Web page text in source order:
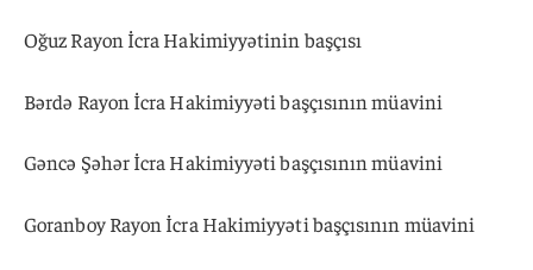
Oğuz Rayon İcra Hakimiyyətinin başçısı
Bərdə Rayon İcra Hakimiyyəti başçısının müavini
Gəncə Şəhər İcra Hakimiyyəti başçısının müavini
Goranboy Rayon İcra Hakimiyyəti başçısının müavini